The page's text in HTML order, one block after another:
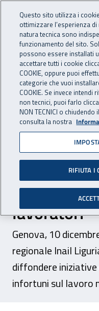
INAIL -
Navigazione - Ti
Home Inail comunica
10 dicembre 2024
Convegno
della
e la
lavoratori”
Genova, 10
regionale Inail
diffondere iniziative
infortuni sul lavoro
Questo sito utilizza i
ottimizzare l’esperienza
natura tecnica sono
funzionamento del sito.
possono essere installati
accettare tutti i cookie
COOKIE, oppure puoi
categorie che vuoi
COOKIE. Se invece
non tecnici, puoi farlo
NON TECNICI o
consulta la nostra
RIFIUTA I